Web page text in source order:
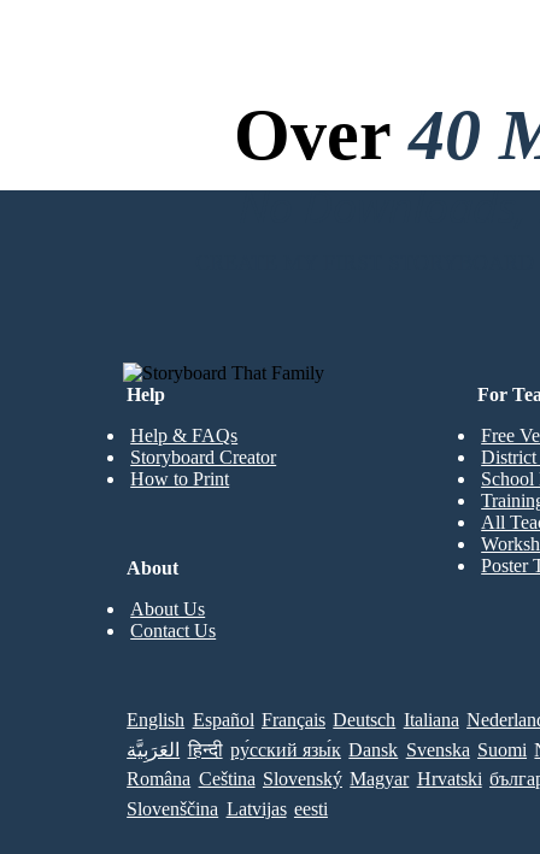
Over40
No
Help
Help & FAQs
Storyboard Creator
How to Print
For
Free
District
School
All
Poster
About
About Us
Contact Us
English Español Français Deutsch Italiana
العَرَبِيَّة
हिन्दी ру́сский язы́к Dansk Svenska Suomi
Româna Ceština Slovenský Magyar Hrvatski
Slovenščina Latvijas eesti